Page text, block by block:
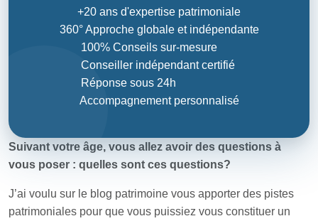
+20 ans d'expertise patrimoniale
360° Approche globale et indépendante
100% Conseils sur-mesure
Conseiller indépendant certifié
Réponse sous 24h
Accompagnement personnalisé
Suivant votre âge, vous allez avoir des questions à
vous poser : quelles sont ces questions?
J’ai voulu sur le blog patrimoine vous apporter des pistes
patrimoniales pour que vous puissiez vous constituer un